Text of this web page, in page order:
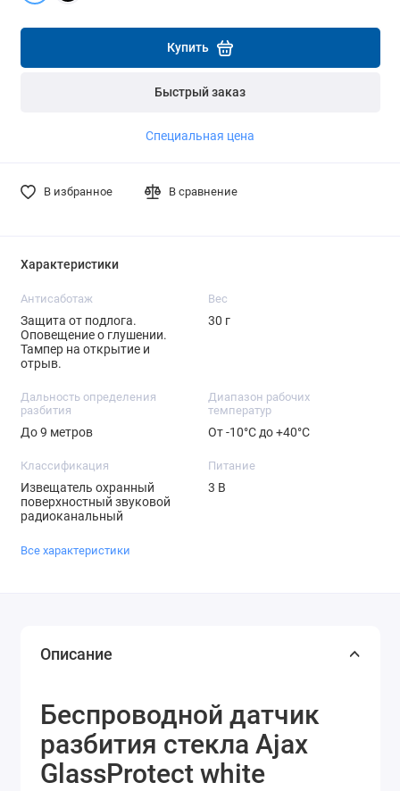
Купить
Быстрый заказ
Специальная цена
В избранное В сравнение
Характеристики
Антисаботаж
Защита от подлога.
Оповещение о глушении.
Тампер на открытие и
отрыв.
Вес
30 г
Дальность определения
разбития
До 9 метров
Диапазон рабочих
температур
От -10°С до +40°С
Классификация
Извещатель охранный
поверхностный звуковой
радиоканальный
Питание
3 В
Все характеристики
Описание
Беспроводной датчик
разбития стекла Ajax
GlassProtect white